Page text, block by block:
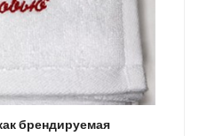
брендируемая